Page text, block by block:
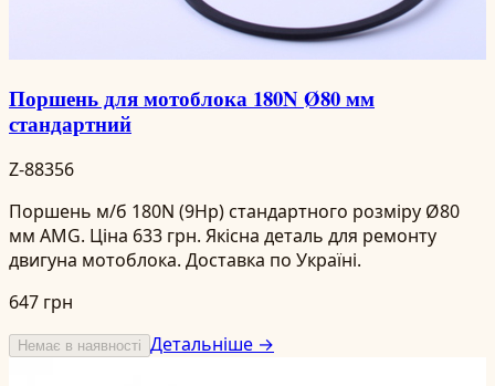
Поршень для мотоблока 180N Ø80 мм
стандартний
Z-88356
Поршень м/б 180N (9Hp) стандартного розміру Ø80
мм AMG. Ціна 633 грн. Якісна деталь для ремонту
двигуна мотоблока. Доставка по Україні.
647 грн
Немає в наявності Детальніше →